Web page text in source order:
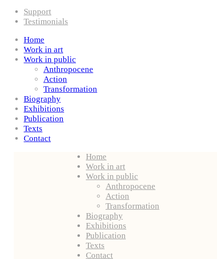
Support
Testimonials
Home
Work in art
Work in public
Anthropocene
Action
Transformation
Biography
Exhibitions
Publication
Texts
Contact
Home
Work in art
Work in public
Anthropocene
Action
Transformation
Biography
Exhibitions
Publication
Texts
Contact